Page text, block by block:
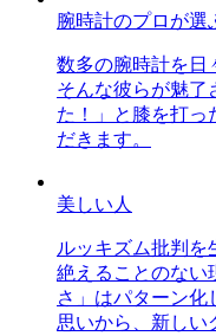
腕時計のプロが選
数多の腕時計を日
そんな彼らが魅了
た！」と膝を打っ
だきます。
美しい人
ルッキズム批判を
絶えることのない
さ」はパターン化
思いから、新しい